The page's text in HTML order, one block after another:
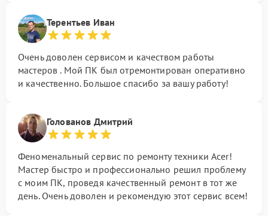
Терентьев Иван
Очень доволен сервисом и качеством работы
мастеров . Мой ПК был отремонтирован оперативно
и качественно. Большое спасибо за вашу работу!
Голованов Дмитрий
Феноменальный сервис по ремонту техники Acer!
Мастер быстро и профессионально решил проблему
с моим ПК, проведя качественный ремонт в тот же
день. Очень доволен и рекомендую этот сервис всем!